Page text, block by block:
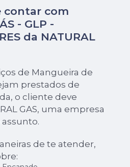
contar com
- GLP -
da NATURAL
de Mangueira de
prestados de
o cliente deve
GAS, uma empresa
de te atender,